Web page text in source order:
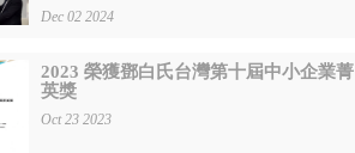
Dec 02 2024
2023 榮獲鄧白氏台灣第十屆中小企業菁
英獎
Oct 23 2023